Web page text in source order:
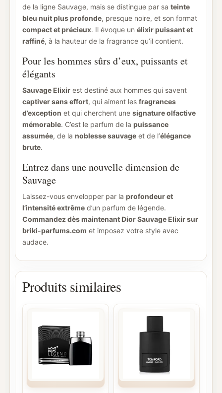
de la ligne Sauvage, mais se distingue par sa teinte
bleu nuit plus profonde, presque noire, et son format
compact et précieux. Il évoque un élixir puissant et
raffiné, à la hauteur de la fragrance qu’il contient.
Pour les hommes sûrs d’eux, puissants et
élégants
Sauvage Elixir est destiné aux hommes qui savent
captiver sans effort, qui aiment les fragrances
d’exception et qui cherchent une signature olfactive
mémorable. C’est le parfum de la puissance
assumée, de la noblesse sauvage et de l’élégance
brute.
Entrez dans une nouvelle dimension de
Sauvage
Laissez-vous envelopper par la profondeur et
l’intensité extrême d’un parfum de légende.
Commandez dès maintenant Dior Sauvage Elixir sur
briki-parfums.com et imposez votre style avec
audace.
Produits similaires